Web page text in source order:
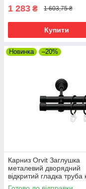
1 283 ₴ 1 603,75 ₴
Купити
Новинка –20%
Карниз Orvit Заглушка
металевий дворядний
відкритий гладка труба
металеве Чорний